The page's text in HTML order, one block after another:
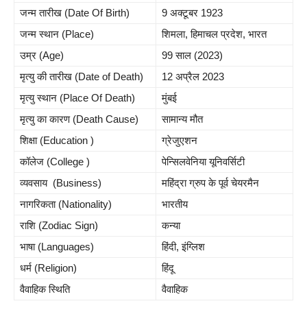
जन्म तारीख (Date Of Birth)
9 अक्टूबर 1923
जन्म स्थान (Place)
शिमला, हिमाचल प्रदेश, भारत
उम्र (Age)
99 साल (2023)
मृत्यु की तारीख (Date of Death)
12 अप्रैल 2023
मृत्यु स्थान (Place Of Death)
मुंबई
मृत्यु का कारण (Death Cause)
सामान्य मौत
शिक्षा (Education )
ग्रेजुएशन
कॉलेज (College )
पेन्सिलवेनिया यूनिवर्सिटी
व्यवसाय (Business)
महिंद्रा ग्रुप के पूर्व चेयरमैन
नागरिकता (Nationality)
भारतीय
राशि (Zodiac Sign)
कन्या
भाषा (Languages)
हिंदी, इंग्लिश
धर्म (Religion)
हिंदू
वैवाहिक स्थिति
वैवाहिक